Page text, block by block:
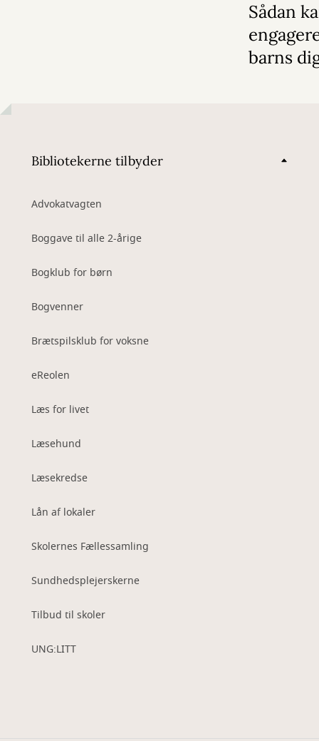
Sådan
barns
Bibliotekerne tilbyder
Advokatvagten
Boggave til alle 2-årige
Bogklub for børn
Bogvenner
Brætspilsklub for voksne
eReolen
Læs for livet
Læsehund
Læsekredse
Lån af lokaler
Skolernes Fællessamling
Sundhedsplejerskerne
Tilbud til skoler
UNG:LITT